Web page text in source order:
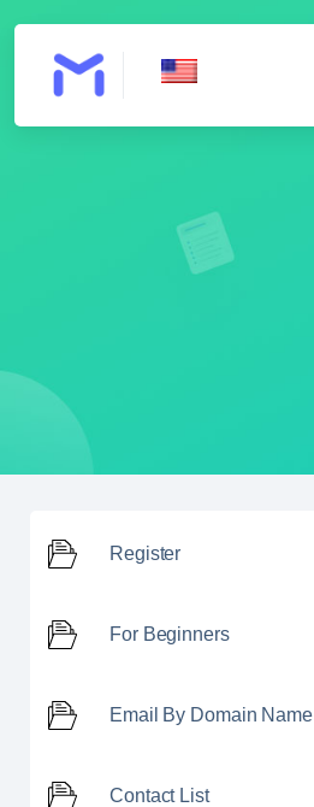
Register
For Beginners
Email By Domain Name
Contact List